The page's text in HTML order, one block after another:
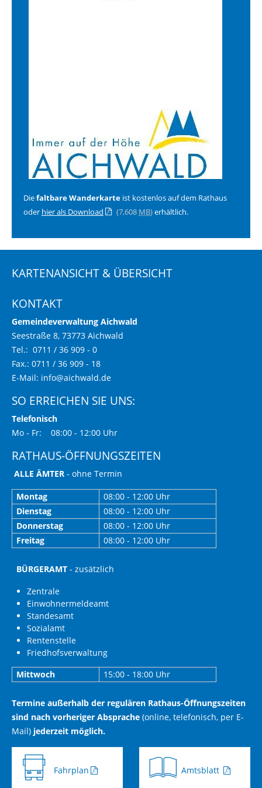
Diefaltbare Wanderkarte ist kostenlos auf dem Rathaus
oder hier als Download (7,608 MB)erhältlich.
KARTENANSICHT & ÜBERSICHT
KONTAKT
Gemeindeverwaltung Aichwald
Seestraße 8, 73773 Aichwald
Tel.: 0711 / 36 909 - 0
Fax.: 0711 / 36 909 - 18
E-Mail: info@aichwald.de
SO ERREICHEN SIE UNS:
Telefonisch
Mo - Fr: 08:00 - 12:00 Uhr
RATHAUS-ÖFFNUNGSZEITEN
ALLE ÄMTER - ohne Termin
Montag
08:00 - 12:00 Uhr
Dienstag
08:00 - 12:00 Uhr
Donnerstag
08:00 - 12:00 Uhr
Freitag
08:00 - 12:00 Uhr
BÜRGERAMT - zusätzlich
Zentrale
Einwohnermeldeamt
Standesamt
Sozialamt
Rentenstelle
Friedhofsverwaltung
Mittwoch
15:00 - 18:00 Uhr
Termine außerhalb der regulären Rathaus-Öffnungszeiten
sind nach vorheriger Absprache (online, telefonisch, per E-
Mail) jederzeit möglich.
Fahrplan Amtsblatt